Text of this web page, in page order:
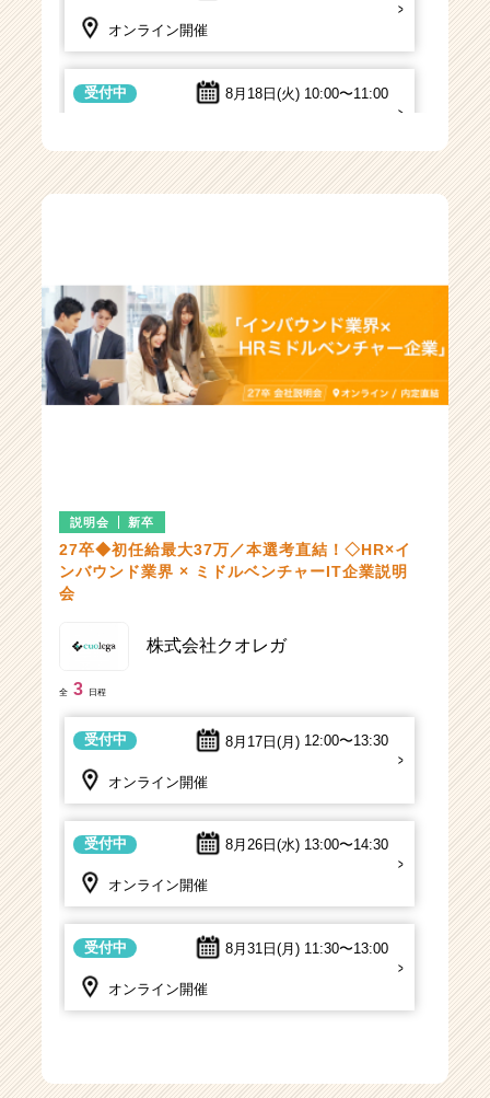
オンライン開催
8月18日(火) 10:00〜11:00
受付中
8月18日(火)16:00〜17:00
受付中
受付中
オンライン開催
9月4日(金)15:00〜16:00
受付中
説明会 新卒
27卒◆初任給最大37万／本選考直結！◇HR×イ
ンバウンド業界 × ミドルベンチャーIT企業説明
会
株式会社クオレガ
全 3 日程
8月17日(月) 12:00〜13:30
受付中
オンライン開催
8月26日(水) 13:00〜14:30
受付中
オンライン開催
8月31日(月) 11:30〜13:00
受付中
オンライン開催